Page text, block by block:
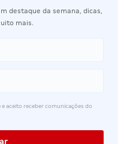
destaque da semana, dicas,
mais.
aceito receber comunicações do